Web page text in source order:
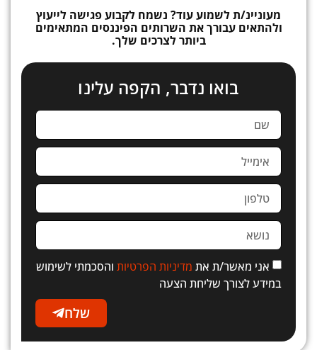
מעוניינ/ת לשמוע עוד? נשמח לקבוע פגישה לייעוץ
ולהתאים עבורך את השרותים הפיננסים המתאימים
ביותר לצרכים שלך.
בואו נדבר, הקפה עלינו
אני מאשר/ת את מדיניות הפרטיות והסכמתי לשימוש
במידע לצורך שליחת הצעה
שלח